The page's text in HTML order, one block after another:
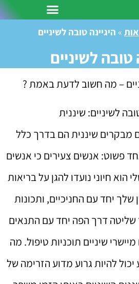
» היגיינה טובה לשיניים
טובה לשיניים
– מה חשוב לדעת באמת ?
לשיניים: שיננית
מבקרים שיננית הם בדרך כלל
פשוט: אנשים צעירים כי אנשים
הוא חיוני נועדו להגן על בריאות
שלך יחד עם החניכיים, ותכונות
דרך הפה יחד עם התנאים
שיניים תוכניות טיפול. מה
יכול להיות גרוע מדוע הזרימה של